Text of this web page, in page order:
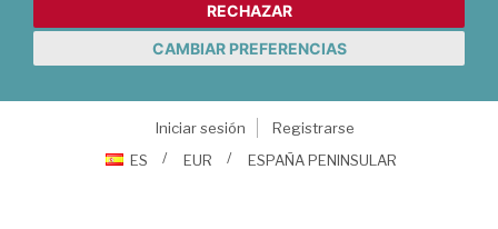
RECHAZAR
CAMBIAR PREFERENCIAS
Iniciar sesión
Registrarse
ES
EUR ESPAÑA PENINSULAR